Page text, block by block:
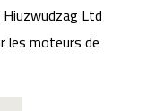
Ltd
les moteurs de